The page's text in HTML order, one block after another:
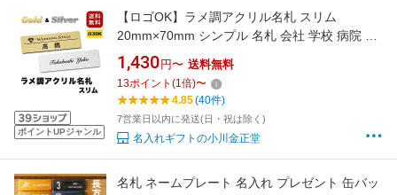
ポイントUPジャンル
【ロゴOK】ラメ調アクリル名札 スリム
20mm×70mm シンプル 名札 会社 学校 病院 オ
フィス ホテル クリニック カフェ お店 受付 ア
クリル ネームプレート ネームタグ クリップ バ
ッジ ゴールド・シルバー【デザイン作成費込 ai
データ入稿OK】＜1点より作成します＞
1,430 円〜 送料無料
13ポイント (1倍)〜
4.85(40件)
7営業日以内に発送(日・祝は除く)
名入れギフトの小川金正堂
名札 ネームプレート 名入れ プレゼント 缶バッ